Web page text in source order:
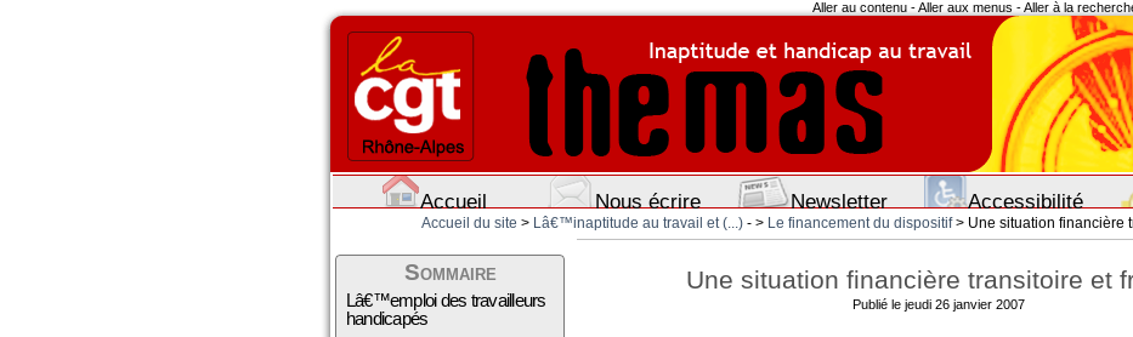
Aller au contenu -Aller aux menus -Aller à la
Accueil Nous écrire Newsletter Accessibilité
Accueil du site > Lâ€™inaptitude au travail et (...) - > Le financement du dispositif> Une situation financière
Sommaire
Lâ€™emploi des travailleurs
handicapés
Une situation financière transitoire et
Publié le jeudi 26 janvier 2007